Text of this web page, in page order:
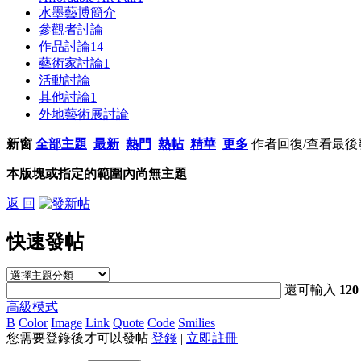
水墨藝博簡介
參觀者討論
作品討論14
藝術家討論1
活動討論
其他討論1
外地藝術展討論
新窗 全部主題 最新 熱門 熱帖 精華 更多 作者回復/查看最後
本版塊或指定的範圍內尚無主題
返 回
快速發帖
還可輸入 120
高級模式
B Color Image Link Quote Code Smilies
您需要登錄後才可以發帖 登錄 | 立即註冊